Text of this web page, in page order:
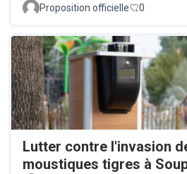
Proposition officielle 0
Lutter contre l'invasion
moustiques tigres à